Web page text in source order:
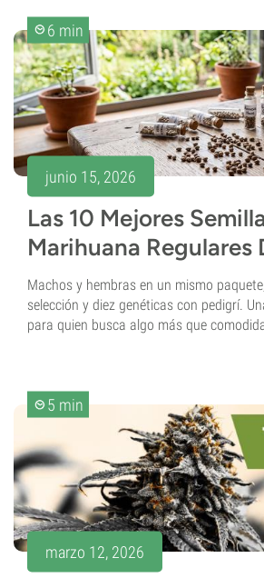
6 min
junio 15, 2026
Las 10 Mejores
Marihuana Regulares
Machos y hembras en un mismo
selección y diez genéticas con pedigrí.
para quien busca algo más que
5 min
marzo 12, 2026